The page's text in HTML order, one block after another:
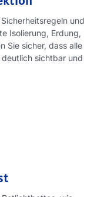
und
Isolierung, Erdung,
Sie sicher, dass alle
sichtbar und